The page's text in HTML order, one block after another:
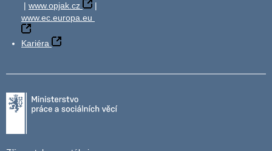
| www.opjak.cz
|
www.ec.europa.eu
Kariéra